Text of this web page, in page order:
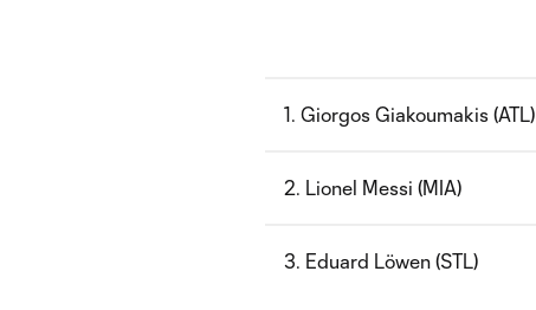
1. Giorgos Giakoumakis (ATL)
2. Lionel Messi (MIA)
3. Eduard Löwen (STL)